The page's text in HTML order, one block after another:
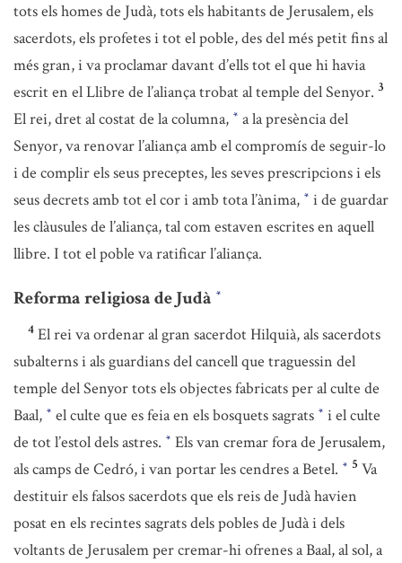
tots els homes de Judà, tots els habitants de Jerusalem, els
sacerdots, els profetes i tot el poble, des del més petit fins al
més gran, i va proclamar davant d’ells tot el que hi havia
escrit en el Llibre de l’aliança trobat al temple del Senyor. 3
El rei, dret al costat de la columna, * a la presència del
Senyor, va renovar l’aliança amb el compromís de seguir-lo
i de complir els seus preceptes, les seves prescripcions i els
seus decrets amb tot el cor i amb tota l’ànima, * i de guardar
les clàusules de l’aliança, tal com estaven escrites en aquell
llibre. I tot el poble va ratificar l’aliança.
Reforma religiosa de Judà *
4 El rei va ordenar al gran sacerdot Hilquià, als sacerdots
subalterns i als guardians del cancell que traguessin del
temple del Senyor tots els objectes fabricats per al culte de
Baal, * el culte que es feia en els bosquets sagrats * i el culte
de tot l’estol dels astres. * Els van cremar fora de Jerusalem,
als camps de Cedró, i van portar les cendres a Betel. * 5 Va
destituir els falsos sacerdots que els reis de Judà havien
posat en els recintes sagrats dels pobles de Judà i dels
voltants de Jerusalem per cremar-hi ofrenes a Baal, al sol, a